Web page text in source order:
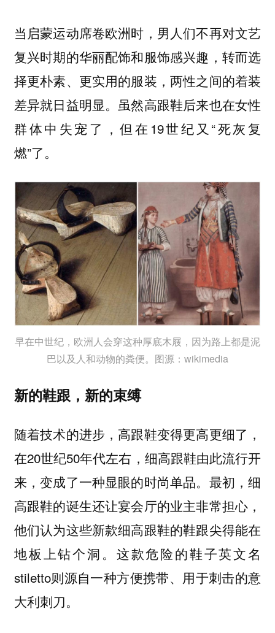
当启蒙运动席卷欧洲时，男人们不再对文艺
复兴时期的华丽配饰和服饰感兴趣，转而选
择更朴素、更实用的服装 ，两性之间的着装
差异就日益明显。虽然高跟鞋后来也在女性
群体中失宠了，但在19世纪又“死灰复
燃”了。
早在中世纪，欧洲人会穿这种厚底木屐，因为路上都是泥
巴以及人和动物的粪便。图源：wikimedia
新的鞋跟，新的束缚
随着技术的进步，高跟鞋变得更高更细了 ，
在20世纪50年代左右，细高跟鞋由此流行开
来，变成了一种显眼的时尚单品。最初，细
高跟鞋的诞生还让宴会厅的业主非常担心，
他们认为这些新款细高跟鞋的鞋跟尖得能在
地板上钻个洞 。这款危险的鞋子英文名
stiletto则源自一种方便携带、用于刺击的意
大利刺刀。